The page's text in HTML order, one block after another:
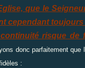
que le
cependant
risque
donc parfaitement
: